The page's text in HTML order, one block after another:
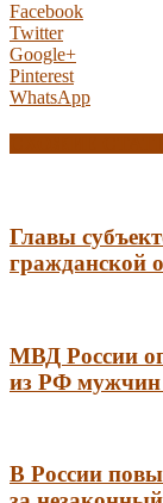
Facebook
Twitter
Google+
Pinterest
WhatsApp
Главы
гражданской
МВД России
из РФ мужчин
В России